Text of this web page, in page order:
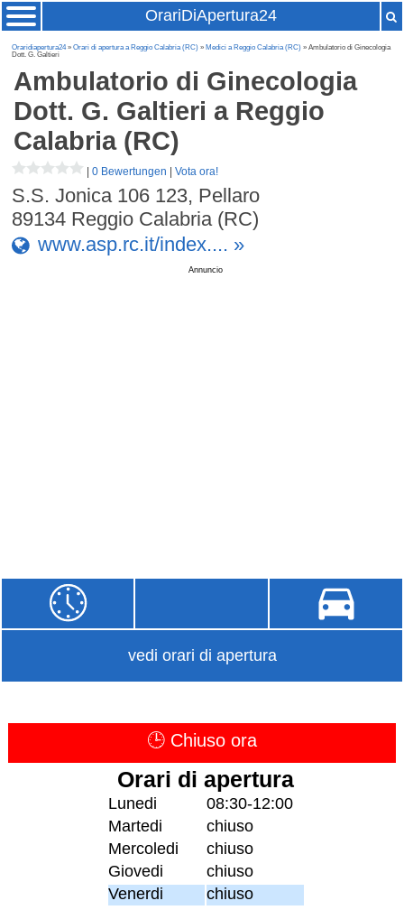
OrariDiApertura24
Oraridiapertura24»Orari di apertura a Reggio Calabria (RC) » Medici a Reggio Calabria (RC) » Ambulatorio di Ginecologia
Dott. G. Galtieri
Ambulatorio di Ginecologia
Dott. G. Galtieri a Reggio
Calabria (RC)
|0 Bewertungen |Vota ora!
S.S. Jonica 106 123, Pellaro
89134 Reggio Calabria (RC)
www.asp.rc.it/index.... »
Annuncio
vedi orari di apertura
🕒 Chiuso ora
Orari di apertura
Lunedi
08:30-12:00
Martedi
chiuso
Mercoledi
chiuso
Giovedi
chiuso
Venerdi
chiuso